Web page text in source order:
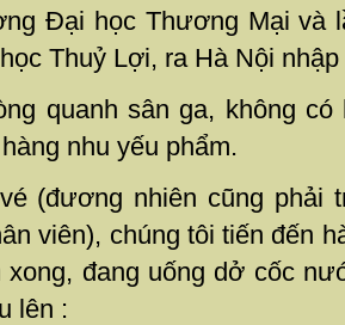
Đại học Thương Mại và
Thuỷ Lợi, ra Hà Nội
quanh sân ga, không
nhu yếu phẩm.
(đương nhiên cũng phải
viên), chúng tôi tiến đến
đang uống dở cốc
lên :